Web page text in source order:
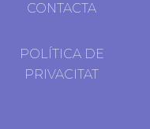
CONTACTA
POLÍTICA DE
PRIVACITAT